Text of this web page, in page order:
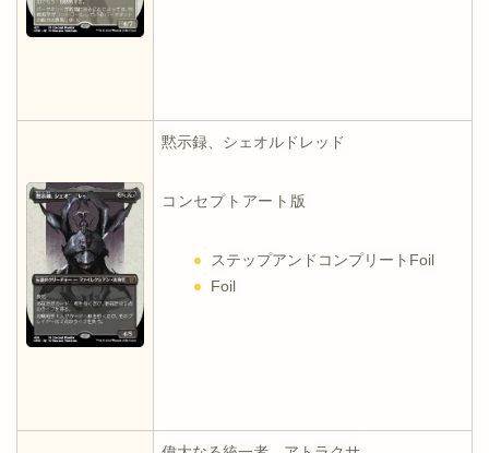
黙示録、シェオルドレッド
コンセプトアート版
ステップアンドコンプリートFoil
Foil